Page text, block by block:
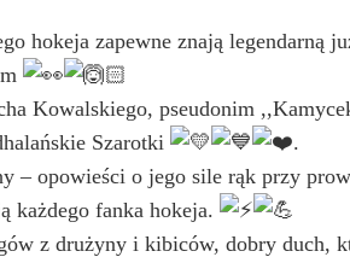
hokeja zapewne znają legendarną
Kowalskiego, pseudonim
Szarotki
.
– opowieści o jego sile rąk przy
każdego fanka hokeja.
z drużyny i kibiców, dobry duch,